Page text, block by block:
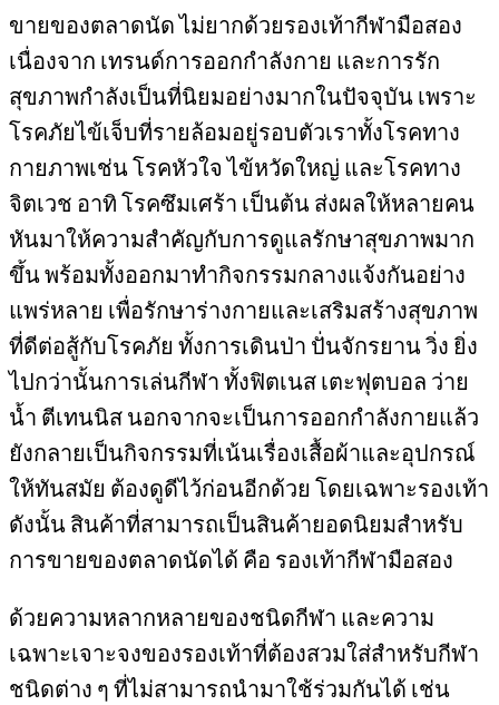
ขายของตลาดนัด ไม่ยากด้วยรองเท้ากีฬามือสอง
เนื่องจาก เทรนด์การออกกำลังกาย และการรัก
สุขภาพกำลังเป็นที่นิยมอย่างมากในปัจจุบัน เพราะ
โรคภัยไข้เจ็บที่รายล้อมอยู่รอบตัวเราทั้งโรคทาง
กายภาพเช่น โรคหัวใจ ไข้หวัดใหญ่ และโรคทาง
จิตเวช อาทิ โรคซึมเศร้า เป็นต้น ส่งผลให้หลายคน
หันมาให้ความสำคัญกับการดูแลรักษาสุขภาพมาก
ขึ้น พร้อมทั้งออกมาทำกิจกรรมกลางแจ้งกันอย่าง
แพร่หลาย เพื่อรักษาร่างกายและเสริมสร้างสุขภาพ
ที่ดีต่อสู้กับโรคภัย ทั้งการเดินป่า ปั่นจักรยาน วิ่ง ยิ่ง
ไปกว่านั้นการเล่นกีฬา ทั้งฟิตเนส เตะฟุตบอล ว่าย
น้ำ ตีเทนนิส นอกจากจะเป็นการออกกำลังกายแล้ว
ยังกลายเป็นกิจกรรมที่เน้นเรื่องเสื้อผ้าและอุปกรณ์
ให้ทันสมัย ต้องดูดีไว้ก่อนอีกด้วย โดยเฉพาะรองเท้า
ดังนั้น สินค้าที่สามารถเป็นสินค้ายอดนิยมสำหรับ
การขายของตลาดนัดได้ คือ รองเท้ากีฬามือสอง
ด้วยความหลากหลายของชนิดกีฬา และความ
เฉพาะเจาะจงของรองเท้าที่ต้องสวมใส่สำหรับกีฬา
ชนิดต่าง ๆ ที่ไม่สามารถนำมาใช้ร่วมกันได้ เช่น